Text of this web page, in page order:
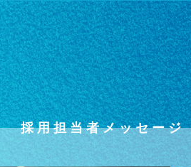
採用担当者メッセージ